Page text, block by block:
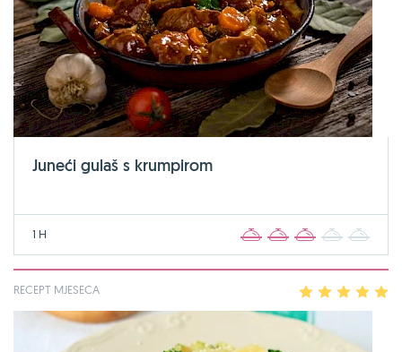
Juneći gulaš s krumpirom
1 H 2 3 4
RECEPT MJESECA 2 3 4